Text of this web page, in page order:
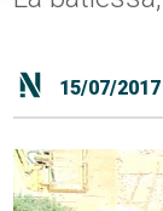
15/07/2017